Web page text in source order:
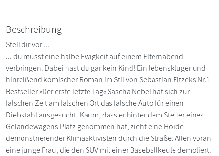
Beschreibung
Stell dir vor ...
... du musst eine halbe Ewigkeit auf einem Elternabend
verbringen. Dabei hast du gar kein Kind! Ein lebenskluger und
hinreißend komischer Roman im Stil von Sebastian Fitzeks Nr.1-
Bestseller »Der erste letzte Tag« Sascha Nebel hat sich zur
falschen Zeit am falschen Ort das falsche Auto für einen
Diebstahl ausgesucht. Kaum, dass er hinter dem Steuer eines
Geländewagens Platz genommen hat, zieht eine Horde
demonstrierender Klimaaktivisten durch die Straße. Allen voran
eine junge Frau, die den SUV mit einer Baseballkeule demoliert.